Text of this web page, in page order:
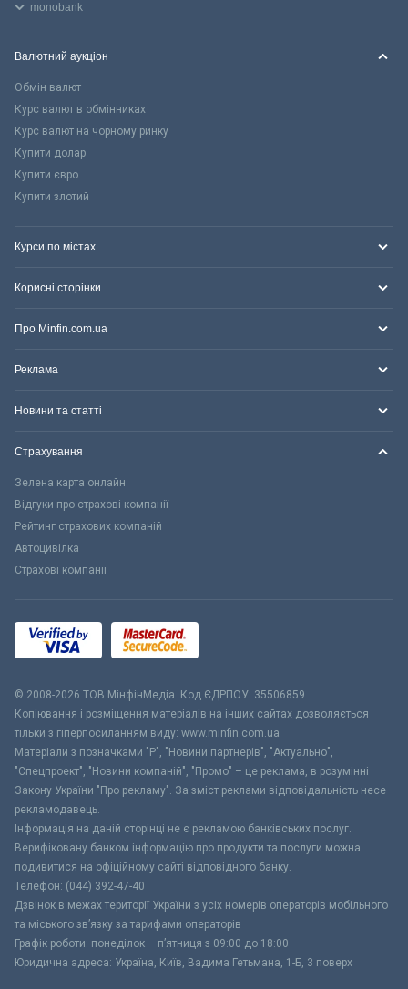
monobank
Валютний аукціон
Обмін валют
Курс валют в обмінниках
Курс валют на чорному ринку
Купити долар
Купити євро
Купити злотий
Курси по містах
Корисні сторінки
Про Minfin.com.ua
Реклама
Новини та статті
Страхування
Зелена карта онлайн
Відгуки про страхові компанії
Рейтинг страхових компаній
Автоцивілка
Страхові компанії
© 2008-2026 ТОВ МiнфiнМедiа. Код ЄДРПОУ: 35506859
Копіювання і розміщення матеріалів на інших сайтах дозволяється
тільки з гіперпосиланням виду: www.minfin.com.ua
Матеріали з позначками "Р", "Новини партнерів", "Актуально",
"Спецпроект", "Новини компаній", "Промо" – це реклама, в розумінні
Закону України "Про рекламу". За зміст реклами відповідальність несе
рекламодавець.
Інформація на даній сторінці не є рекламою банківських послуг.
Верифіковану банком інформацію про продукти та послуги можна
подивитися на офіційному сайті відповідного банку.
Телефон: (044) 392-47-40
Дзвінок в межах території України з усіх номерів операторів мобільного
та міського зв’язку за тарифами операторів
Графік роботи: понеділок – п’ятниця з 09:00 до 18:00
Юридична адреса: Україна, Київ, Вадима Гетьмана, 1-Б, 3 поверх